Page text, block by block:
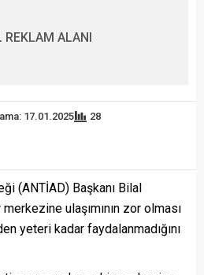
REKLAM ALANI
17.01.2025 28
(ANTİAD) Başkanı Bilal
ulaşımının zor olması
yeteri kadar faydalanmadığını